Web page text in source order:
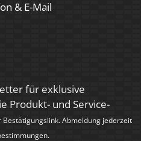
& E-Mail
für exklusive
Produkt- und Service-
Bestätigungslink. Abmeldung jederzeit
.